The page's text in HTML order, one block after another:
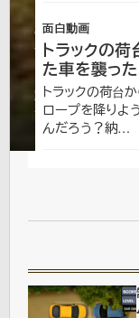
新
CM|
面
白
動
画
を
壊
す
面白動画
トラックの
た車を襲っ
トラックの荷台
ロープを降りよ
んだろう？納…